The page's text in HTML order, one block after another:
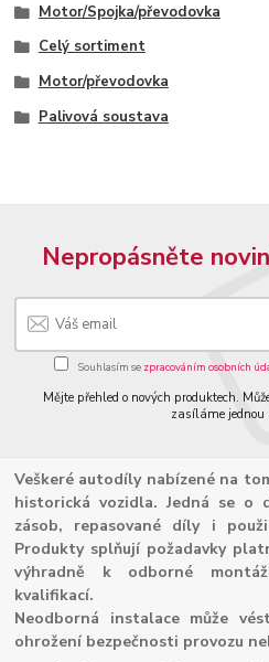
Motor/Spojka/převodovka
Celý sortiment
Motor/převodovka
Palivová soustava
Nepropásněte
Souhlasím se zpracováním osobních
Mějte přehled o nových produktech.
zasíláme jednou
Veškeré autodíly nabízené na
historická vozidla. Jedná se o
zásob, repasované díly i
Produkty splňují požadavky
výhradně k odborné
kvalifikací.
Neodborná instalace může
ohrožení bezpečnosti provozu